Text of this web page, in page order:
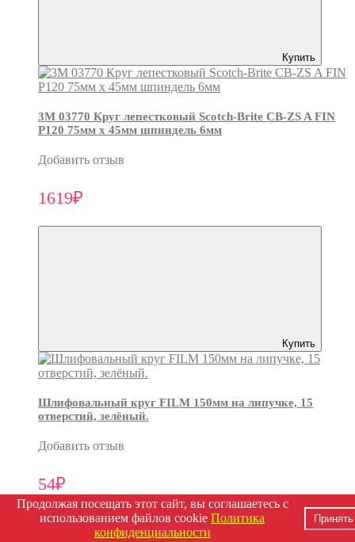
Купить
3М 03770 Круг лепестковый Scotch-Brite CB-ZS A FIN
P120 75мм х 45мм шпиндель 6мм
Добавить отзыв
1619₽
Купить
Шлифовальный круг FILM 150мм на липучке, 15
отверстий, зелёный.
Добавить отзыв
54₽
Продолжая посещать этот сайт, вы соглашаетесь с
использованием файлов cookie Политика
конфиденциальности
Принять